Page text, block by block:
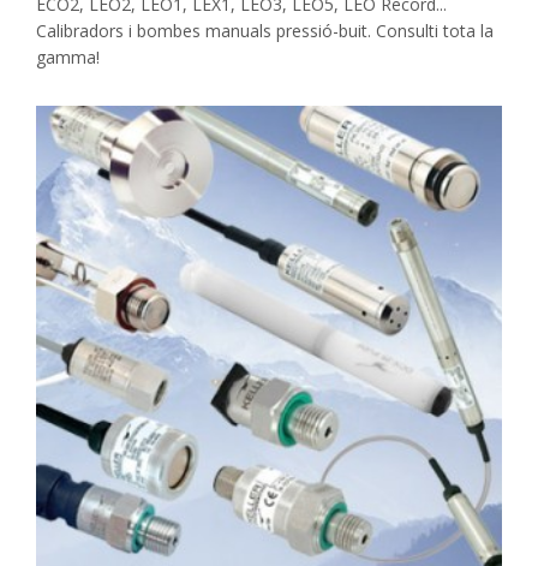
Calibradors i bombes manuals pressió-buit. Consulti tota la
gamma!